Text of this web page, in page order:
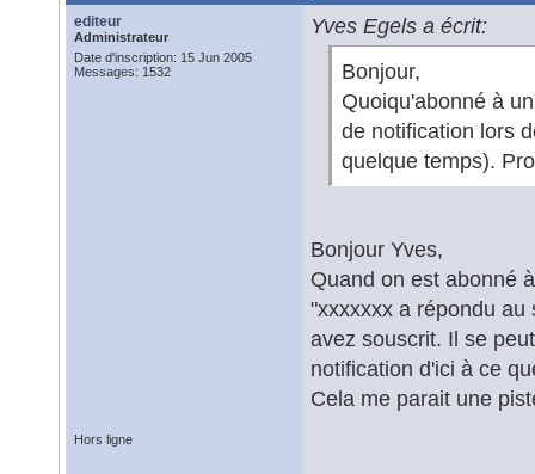
editeur
Administrateur
Date d'inscription: 15 Jun 2005
Messages: 1532
Yves Egels a écrit:
Bonjour,
Quoiqu'abonné à
de notification lors
quelque temps).
Bonjour Yves,
Quand on est abonné
"xxxxxxx a répondu au
avez souscrit. Il se
notification d'ici à ce
Cela me parait une
Hors ligne